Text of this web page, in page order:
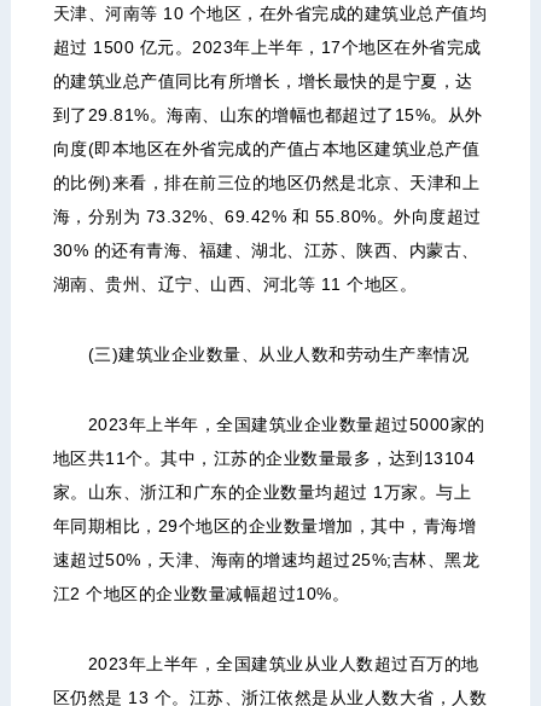
天津、河南等 10 个地区，在外省完成的建筑业总产值均
超过 1500 亿元。2023年上半年，17个地区在外省完成
的建筑业总产值同比有所增长，增长最快的是宁夏，达
到了29.81%。海南、山东的增幅也都超过了15%。从外
向度(即本地区在外省完成的产值占本地区建筑业总产值
的比例)来看，排在前三位的地区仍然是北京、天津和上
海，分别为 73.32%、69.42% 和 55.80%。外向度超过
30% 的还有青海、福建、湖北、江苏、陕西、内蒙古、
湖南、贵州、辽宁、山西、河北等 11 个地区。
(三)建筑业企业数量、从业人数和劳动生产率情况
2023年上半年，全国建筑业企业数量超过5000家的
地区共11个。其中，江苏的企业数量最多，达到13104
家。山东、浙江和广东的企业数量均超过 1万家。与上
年同期相比，29个地区的企业数量增加，其中，青海增
速超过50%，天津、海南的增速均超过25%;吉林、黑龙
江2 个地区的企业数量减幅超过10%。
2023年上半年，全国建筑业从业人数超过百万的地
区仍然是 13 个。江苏、浙江依然是从业人数大省，人数